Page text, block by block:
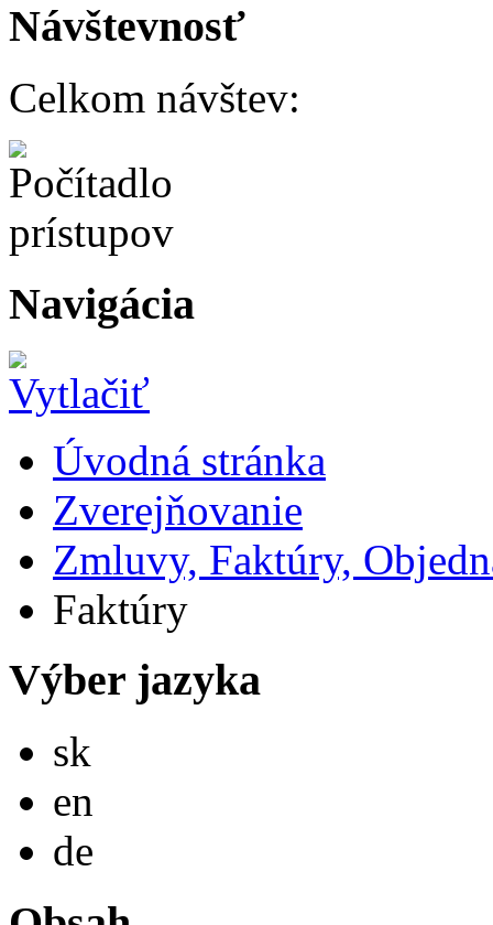
Návštevnosť
Celkom návštev:
Navigácia
Úvodná stránka
Zverejňovanie
Zmluvy, Faktúry,
Faktúry
Výber jazyka
sk
en
de